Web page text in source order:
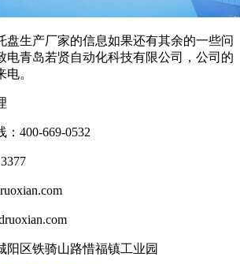
生产厂家的信息如果还有其余的一些问
电青岛若贤自动化科技有限公司，公司的
。
400-669-0532
区铁骑山路惜福镇工业园